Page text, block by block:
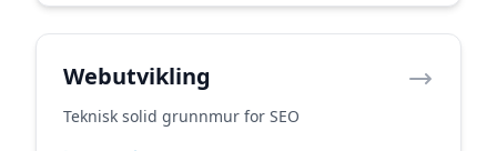
Webutvikling
Teknisk solid grunnmur for SEO